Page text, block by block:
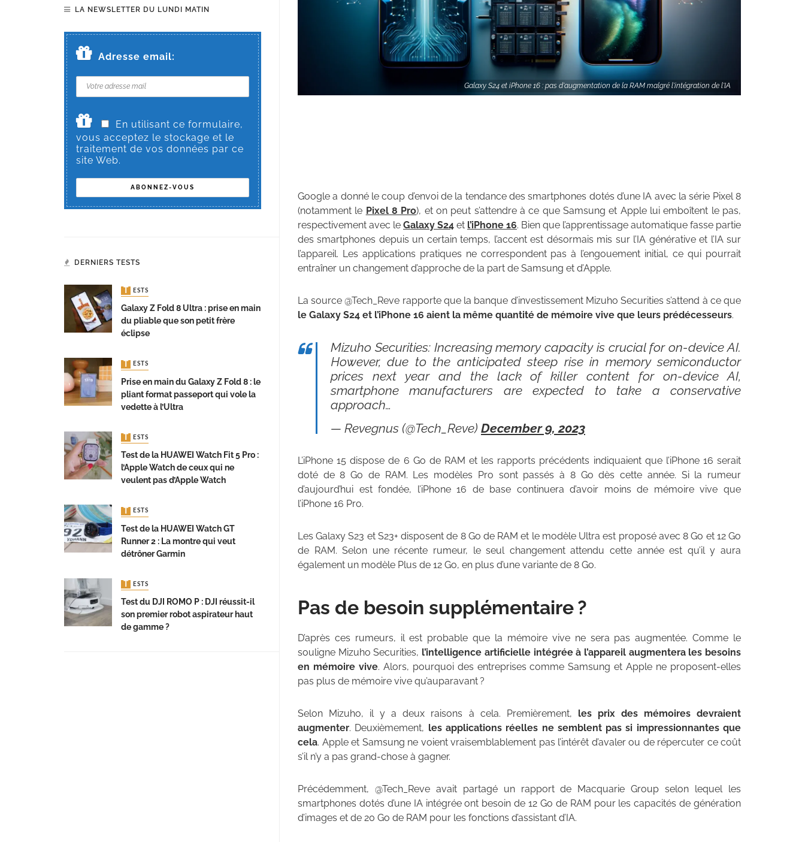
Galaxy S24 et iPhone 16 : pas d'augmentation de la RAM malgré l'intégration de l'IA
Google a donné le coup d’envoi de la tendance des smartphones dotés d’une IA avec la série Pixel 8
(notamment le Pixel 8 Pro), et on peut s’attendre à ce que Samsung et Apple lui emboîtent le pas,
respectivement avec le Galaxy S24 et l’iPhone 16. Bien que l’apprentissage automatique fasse partie
des smartphones depuis un certain temps, l’accent est désormais mis sur l’IA générative et l’IA sur
l’appareil. Les applications pratiques ne correspondent pas à l’engouement initial, ce qui pourrait
entraîner un changement d’approche de la part de Samsung et d’Apple.
La source @Tech_Reve rapporte que la banque d’investissement Mizuho Securities s’attend à ce que
le Galaxy S24 et l’iPhone 16 aient la même quantité de mémoire vive que leurs prédécesseurs.
Mizuho Securities: Increasing memory capacity is crucial for on-device AI.
However, due to the anticipated steep rise in memory semiconductor
prices next year and the lack of killer content for on-device AI,
smartphone manufacturers are expected to take a conservative
approach…
— Revegnus (@Tech_Reve) December 9, 2023
L’iPhone 15 dispose de 6 Go de RAM et les rapports précédents indiquaient que l’iPhone 16 serait
doté de 8 Go de RAM. Les modèles Pro sont passés à 8 Go dès cette année. Si la rumeur
d’aujourd’hui est fondée, l’iPhone 16 de base continuera d’avoir moins de mémoire vive que
l’iPhone 16 Pro.
Les Galaxy S23 et S23+ disposent de 8 Go de RAM et le modèle Ultra est proposé avec 8 Go et 12 Go
de RAM. Selon une récente rumeur, le seul changement attendu cette année est qu’il y aura
également un modèle Plus de 12 Go, en plus d’une variante de 8 Go.
Pas de besoin supplémentaire ?
D’après ces rumeurs, il est probable que la mémoire vive ne sera pas augmentée. Comme le
souligne Mizuho Securities, l’intelligence artificielle intégrée à l’appareil augmentera les besoins
en mémoire vive. Alors, pourquoi des entreprises comme Samsung et Apple ne proposent-elles
pas plus de mémoire vive qu’auparavant ?
Selon Mizuho, il y a deux raisons à cela. Premièrement, les prix des mémoires devraient
augmenter. Deuxièmement, les applications réelles ne semblent pas si impressionnantes que
cela. Apple et Samsung ne voient vraisemblablement pas l’intérêt d’avaler ou de répercuter ce coût
s’il n’y a pas grand-chose à gagner.
Précédemment, @Tech_Reve avait partagé un rapport de Macquarie Group selon lequel les
smartphones dotés d’une IA intégrée ont besoin de 12 Go de RAM pour les capacités de génération
d’images et de 20 Go de RAM pour les fonctions d’assistant d’IA.
LA NEWSLETTER DU LUNDI MATIN
Adresse email:
En utilisant ce formulaire,
vous acceptez le stockage et le
traitement de vos données par ce
site Web.
DERNIERS TESTS
TESTS
Galaxy Z Fold 8 Ultra : prise en main
du pliable que son petit frère
éclipse
TESTS
Prise en main du Galaxy Z Fold 8 : le
pliant format passeport qui vole la
vedette à l’Ultra
TESTS
Test de la HUAWEI Watch Fit 5 Pro :
l’Apple Watch de ceux qui ne
veulent pas d’Apple Watch
TESTS
Test de la HUAWEI Watch GT
Runner 2 : La montre qui veut
détrôner Garmin
TESTS
Test du DJI ROMO P : DJI réussit-il
son premier robot aspirateur haut
de gamme ?